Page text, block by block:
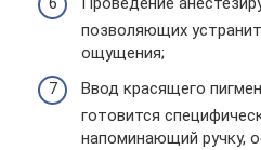
позволяющих
ощущения;
Ввод красящего
готовится
напоминающий ручку,